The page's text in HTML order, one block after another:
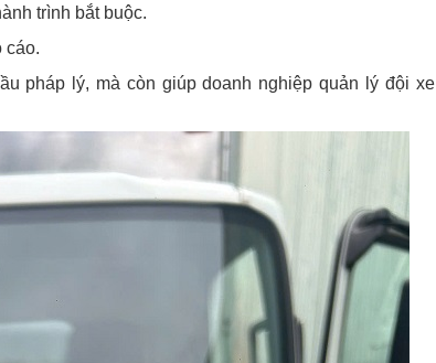
trình bắt buộc.
cáo.
pháp lý, mà còn giúp doanh nghiệp quản lý đội xe